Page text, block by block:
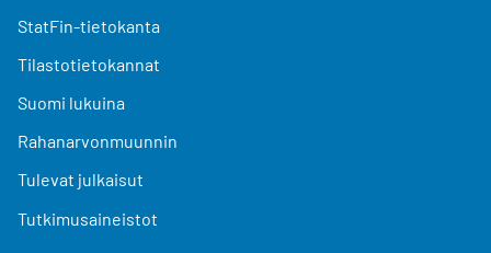
StatFin-tietokanta
Tilastotietokannat
Suomi lukuina
Rahanarvonmuunnin
Tulevat julkaisut
Tutkimusaineistot